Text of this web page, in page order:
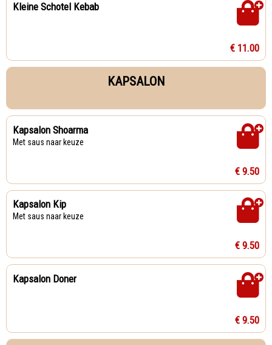
Kleine Schotel Kebab
€ 11.00
KAPSALON
Kapsalon Shoarma
Met saus naar keuze
€ 9.50
Kapsalon Kip
Met saus naar keuze
€ 9.50
Kapsalon Doner
€ 9.50